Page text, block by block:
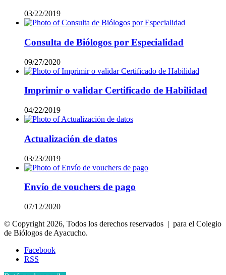
03/22/2019
Consulta de Biólogos por Especialidad
09/27/2020
Imprimir o validar Certificado de Habilidad
04/22/2019
Actualización de datos
03/23/2019
Envío de vouchers de pago
07/12/2020
© Copyright 2026, Todos los derechos reservados | para el Colegio
de Biólogos de Ayacucho.
Facebook
RSS